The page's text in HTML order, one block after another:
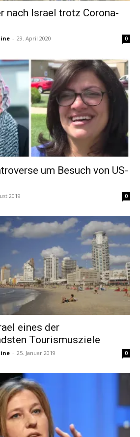
nach Israel trotz Corona-
- 29. April 2020 0
um Besuch von US-
2019 0
eines der
Tourismusziele
- 25. Januar 2019 0